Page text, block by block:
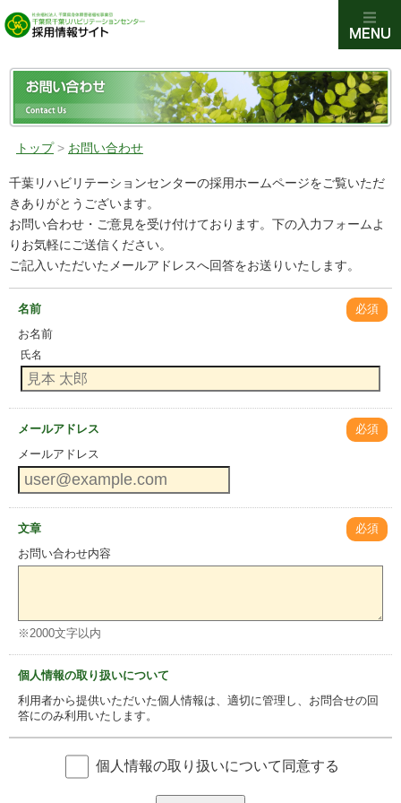
トップ > お問い合わせ
千葉リハビリテーションセンターの採用ホームページをご覧いただ
きありがとうございます。
お問い合わせ・ご意見を受け付けております。下の入力フォームよ
りお気軽にご送信ください。
ご記入いただいたメールアドレスへ回答をお送りいたします。
名前
必須
お名前
氏名
メールアドレス
必須
メールアドレス
文章
必須
お問い合わせ内容
※2000文字以内
個人情報の取り扱いについて
利用者から提供いただいた個人情報は、適切に管理し、お問合せの回
答にのみ利用いたします。
個人情報の取り扱いについて同意する